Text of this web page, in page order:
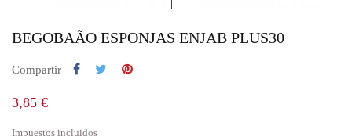
BEGOBAÃO ESPONJAS ENJAB PLUS30
Compartir
3,85 €
Impuestos incluidos